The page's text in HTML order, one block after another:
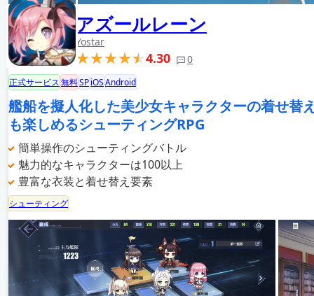
アズールレーン
Yostar
4.30 0
正式サービス無料SPiOSAndroid
艦船を擬人化した美少女キャラクターの着せ替
も楽しめるシューティングRPG
簡単操作のシューティングバトル
魅力的なキャラクターは100以上
豊富な衣装と着せ替え要素
シューティング